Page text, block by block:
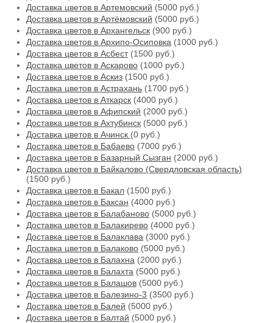
Доставка цветов в Артемовский (5000 руб.)
Доставка цветов в Артёмовский (5000 руб.)
Доставка цветов в Архангельск (900 руб.)
Доставка цветов в Архипо-Осиповка (1000 руб.)
Доставка цветов в Асбест(1500 руб.)
Доставка цветов в Аскарово (1000 руб.)
Доставка цветов в Аскиз (1500 руб.)
Доставка цветов в Астрахань (1700 руб.)
Доставка цветов в Аткарск (4000 руб.)
Доставка цветов в Афипский (2000 руб.)
Доставка цветов в Ахтубинск (5000 руб.)
Доставка цветов в Ачинск (0 руб.)
Доставка цветов в Бабаево (7000 руб.)
Доставка цветов в Базарный Сызган (2000 руб.)
Доставка цветов в Байкалово (Свердловская область)
(1500 руб.)
Доставка цветов в Бакал (1500 руб.)
Доставка цветов в Баксан (4000 руб.)
Доставка цветов в Балабаново (5000 руб.)
Доставка цветов в Балакирево (4000 руб.)
Доставка цветов в Балаклава (3000 руб.)
Доставка цветов в Балаково (5000 руб.)
Доставка цветов в Балахна (2000 руб.)
Доставка цветов в Балахта (5000 руб.)
Доставка цветов в Балашов (5000 руб.)
Доставка цветов в Балезино-3 (3500 руб.)
Доставка цветов в Балей (5000 руб.)
Доставка цветов в Балтай (5000 руб.)